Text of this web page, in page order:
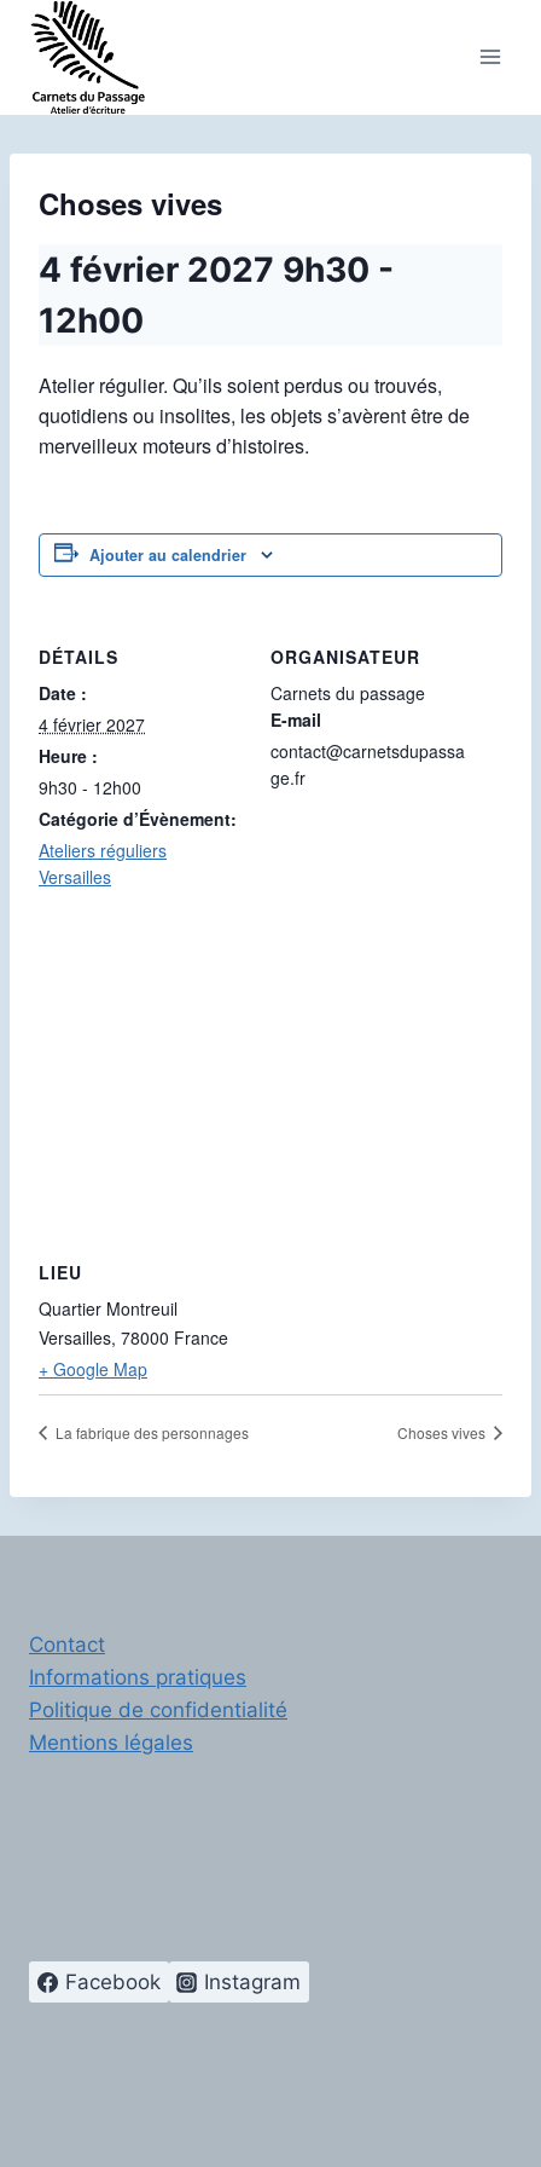
Aller
contenu
Choses vives
4 février 2027 9h30 -
12h00
Atelier régulier. Qu’ils soient perdus ou trouvés,
quotidiens ou insolites, les objets s’avèrent être de
merveilleux moteurs d’histoires.
Ajouter au calendrier
DÉTAILS
Date :
4 février 2027
Heure :
9h30 - 12h00
Catégorie d’Évènement:
Ateliers réguliers
Versailles
ORGANISATEUR
Carnets du passage
E-mail
contact@carnetsdupassa
ge.fr
LIEU
Quartier Montreuil
Versailles, 78000 France
+ Google Map
La fabrique des personnages Choses vives
Contact
Informations pratiques
Politique de confidentialité
Mentions légales
Facebook Instagram